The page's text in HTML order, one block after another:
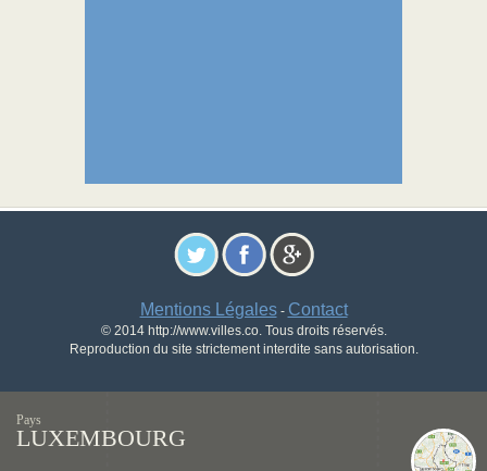
Mentions Légales- Contact
© 2014 http://www.villes.co. Tous droits réservés.
Reproduction du site strictement interdite sans autorisation.
Pays
LUXEMBOURG